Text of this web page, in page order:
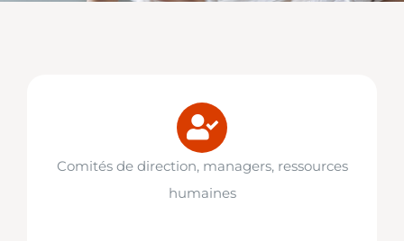
SAFE UP INFO
Comités de direction, managers, ressources
humaines